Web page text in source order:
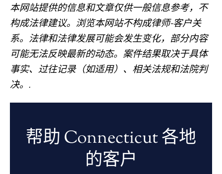
本网站提供的信息和文章仅供一般信息参考，不
构成法律建议。浏览本网站不构成律师-客户关
系。法律和法律发展可能会发生变化，部分内容
可能无法反映最新的动态。案件结果取决于具体
事实、过往记录（如适用）、相关法规和法院判
决。.
帮助 Connecticut 各地
的客户